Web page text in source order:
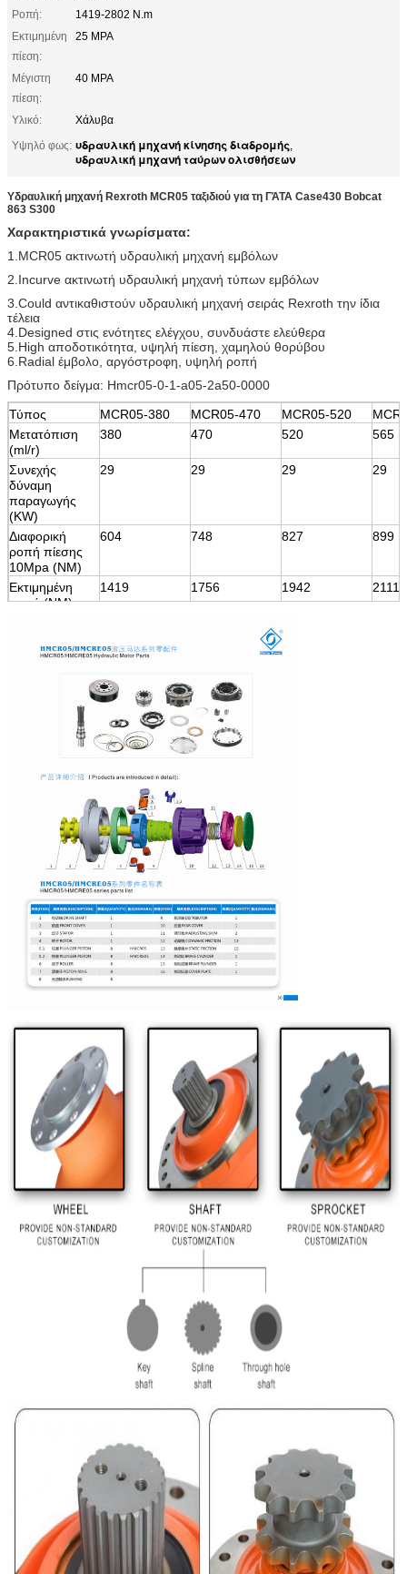
Ροπή:
1419-2802 N.m
Εκτιμημένη
πίεση:
25 MPA
Μέγιστη
πίεση:
40 MPA
Υλικό:
Χάλυβα
Υψηλό φως: υδραυλική μηχανή κίνησης διαδρομής,
υδραυλική μηχανή ταύρων ολισθήσεων
Υδραυλική μηχανή Rexroth MCR05 ταξιδιού για τη ΓΆΤΑ Case430 Bobcat
863 S300
Χαρακτηριστικά γνωρίσματα:
1.MCR05 ακτινωτή υδραυλική μηχανή εμβόλων
2.Incurve ακτινωτή υδραυλική μηχανή τύπων εμβόλων
3.Could αντικαθιστούν υδραυλική μηχανή σειράς Rexroth την ίδια
τέλεια
4.Designed στις ενότητες ελέγχου, συνδυάστε ελεύθερα
5.High αποδοτικότητα, υψηλή πίεση, χαμηλού θορύβου
6.Radial έμβολο, αργόστροφη, υψηλή ροπή
Πρότυπο δείγμα: Hmcr05-0-1-a05-2a50-0000
Τύπος
MCR05-380 MCR05-470 MCR05-520
Μετατόπιση
(ml/r)
380 470 520 565
Συνεχής
δύναμη
παραγωγής
(KW)
29 29 29 29
Διαφορική
ροπή πίεσης
10Mpa (NM)
604 748 827 899
Εκτιμημένη
ροπή (NM)
1419 1756 1942 2111
Μέγιστη πίεση 40 40
(περιστροφή/
220 220